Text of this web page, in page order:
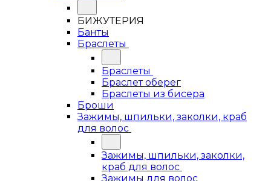
БИЖУТЕРИЯ
Банты
Браслеты
Браслеты
Браслет оберег
Браслеты из бисера
Броши
Зажимы, шпильки, заколки, краб
для волос
Зажимы, шпильки, заколки,
краб для волос
Зажимы для волос